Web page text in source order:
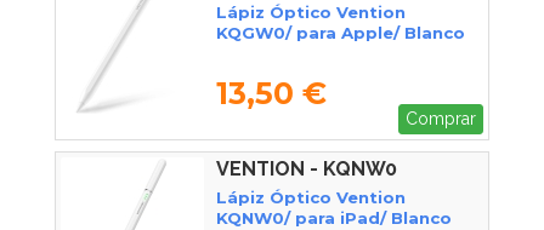
Lápiz Óptico Vention
KQGW0/ para Apple/ Blanco
13,50 €
Comprar
VENTION - KQNW0
Lápiz Óptico Vention
KQNW0/ para iPad/ Blanco